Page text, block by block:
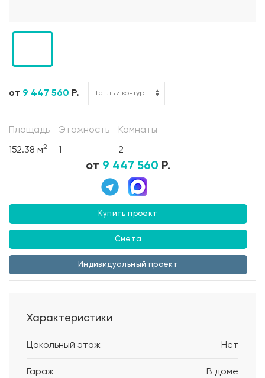
от 9 447 560 Р.
Площадь
152.38 м2
Этажность
1
Комнаты
2
от 9 447 560 Р.
Купить проект
Смета
Индивидуальный проект
Характеристики
Цокольный этаж Нет
Гараж В доме